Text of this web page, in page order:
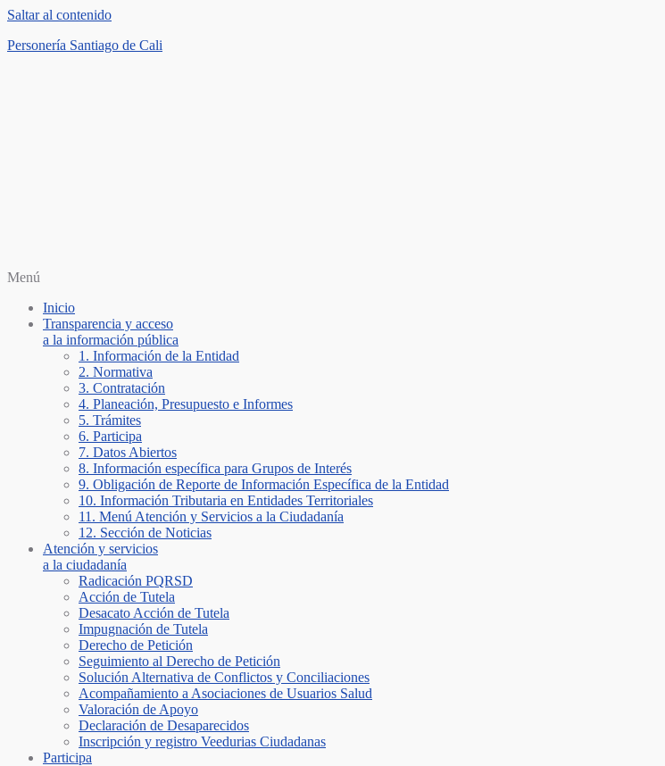
Saltar al contenido
Personería Santiago de Cali
Menú
Inicio
Transparencia y acceso
a la información pública
1. Información de la Entidad
2. Normativa
3. Contratación
4. Planeación, Presupuesto e Informes
5. Trámites
6. Participa
7. Datos Abiertos
8. Información específica para Grupos de Interés
9. Obligación de Reporte de Información Específica de la Entidad
10. Información Tributaria en Entidades Territoriales
11. Menú Atención y Servicios a la Ciudadanía
12. Sección de Noticias
Atención y servicios
a la ciudadanía
Radicación PQRSD
Acción de Tutela
Desacato Acción de Tutela
Impugnación de Tutela
Derecho de Petición
Seguimiento al Derecho de Petición
Solución Alternativa de Conflictos y Conciliaciones
Acompañamiento a Asociaciones de Usuarios Salud
Valoración de Apoyo
Declaración de Desaparecidos
Inscripción y registro Veedurias Ciudadanas
Participa